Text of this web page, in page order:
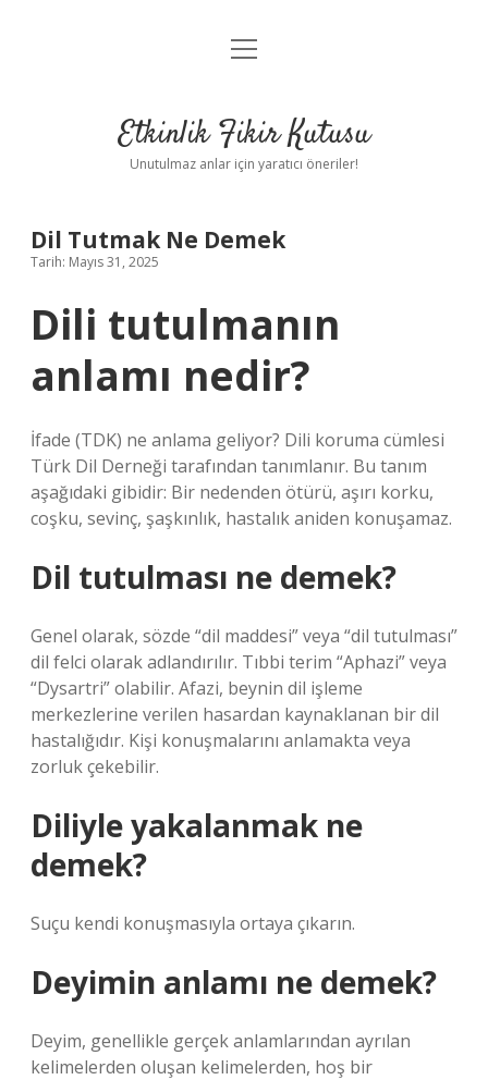
Anasayfa
Yasal Uyarı
menüyü
Etkinlik Fikir Kutusu
Unutulmaz anlar için yaratıcı öneriler!
Dil Tutmak Ne Demek
Tarih: Mayıs 31, 2025
Dili tutulmanın
anlamı nedir?
İfade (TDK) ne anlama geliyor? Dili koruma cümlesi
Türk Dil Derneği tarafından tanımlanır. Bu tanım
aşağıdaki gibidir: Bir nedenden ötürü, aşırı korku,
coşku, sevinç, şaşkınlık, hastalık aniden konuşamaz.
Dil tutulması ne demek?
Genel olarak, sözde “dil maddesi” veya “dil tutulması”
dil felci olarak adlandırılır. Tıbbi terim “Aphazi” veya
“Dysartri” olabilir. Afazi, beynin dil işleme
merkezlerine verilen hasardan kaynaklanan bir dil
hastalığıdır. Kişi konuşmalarını anlamakta veya
zorluk çekebilir.
Diliyle yakalanmak ne
demek?
Suçu kendi konuşmasıyla ortaya çıkarın.
Deyimin anlamı ne demek?
Deyim, genellikle gerçek anlamlarından ayrılan
kelimelerden oluşan kelimelerden, hoş bir